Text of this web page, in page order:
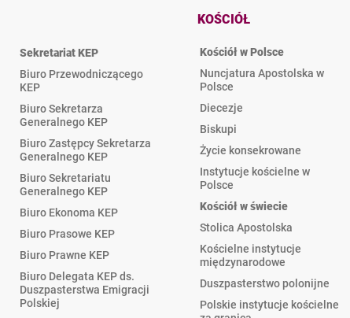
Sekretariat KEP
Biuro Przewodniczącego
KEP
Biuro Sekretarza
Generalnego KEP
Biuro Zastępcy Sekretarza
Generalnego KEP
Biuro Sekretariatu
Generalnego KEP
Biuro Ekonoma KEP
Biuro Prasowe KEP
Biuro Prawne KEP
Biuro Delegata KEP ds.
Duszpasterstwa Emigracji
Polskiej
KOŚCIÓŁ
Kościół w Polsce
Nuncjatura Apostolska w
Polsce
Diecezje
Biskupi
Życie konsekrowane
Instytucje kościelne w
Polsce
Kościół w świecie
Stolica Apostolska
Kościelne instytucje
międzynarodowe
Duszpasterstwo polonijne
Polskie instytucje kościelne